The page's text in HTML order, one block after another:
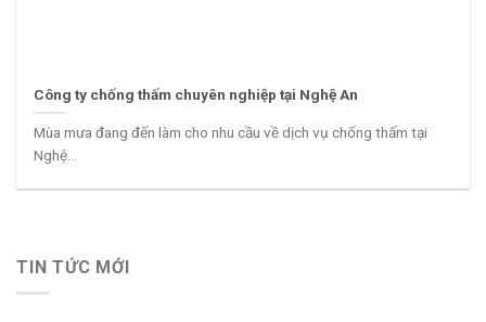
Công ty chống thấm chuyên nghiệp tại Nghệ An
Mùa mưa đang đến làm cho nhu cầu về dịch vụ chống thấm tại
Nghệ...
TIN TỨC MỚI